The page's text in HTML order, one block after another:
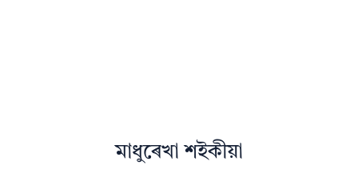
মাধুৰেখা শইকীয়া